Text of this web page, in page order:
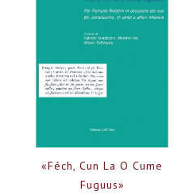
«Féch, Cun La O Cume
Fuguus»